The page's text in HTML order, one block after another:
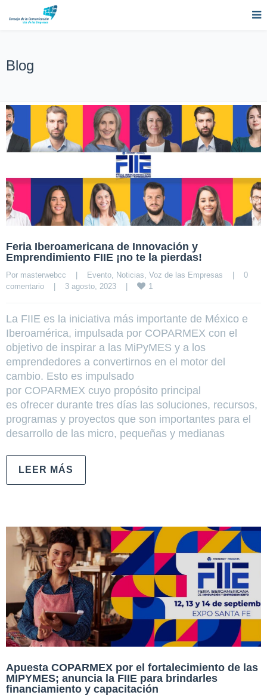
Blog
Feria Iberoamericana de Innovación y
Emprendimiento FIIE ¡no te la pierdas!
Por masterwebcc | Evento Noticias Voz de las Empresas |
0
comentario
| 3 agosto, 2023 | 1
La FIIE es la iniciativa más importante de México e
Iberoamérica, impulsada por COPARMEX con el
objetivo de inspirar a las MiPyMES y a los
emprendedores a convertirnos en el motor del
cambio. Esto es impulsado
por COPARMEX cuyo propósito principal
es ofrecer durante tres días las soluciones, recursos,
programas y proyectos que son importantes para el
desarrollo de las micro, pequeñas y medianas
LEER MÁS
Apuesta COPARMEX por el fortalecimiento de las
MIPYMES; anuncia la FIIE para brindarles
financiamiento y capacitación